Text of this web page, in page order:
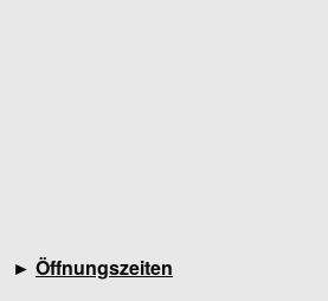
► Öffnungszeiten